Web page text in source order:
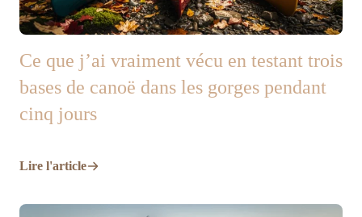
Ce que j’ai vraiment vécu en testant trois
bases de canoë dans les gorges pendant
cinq jours
Lire l'article